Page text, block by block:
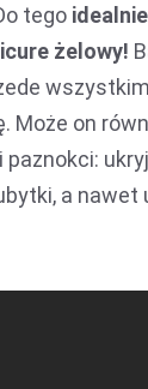
tego
żelowy!
Może on
a nawet